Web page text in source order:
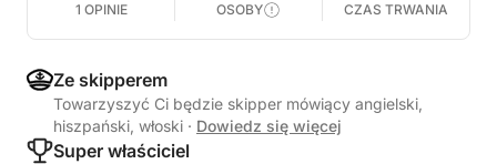
1 OPINIE OSOBY CZAS TRWANIA
Ze skipperem
Towarzyszyć Ci będzie skipper mówiący angielski,
hiszpański, włoski · Dowiedz się więcej
Super właściciel